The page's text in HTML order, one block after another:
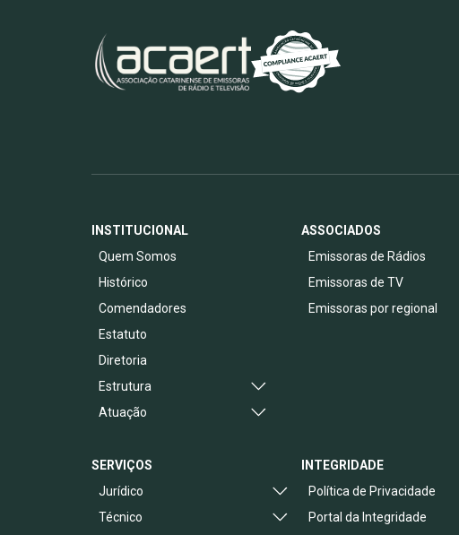
INSTITUCIONAL
Quem Somos
Histórico
Comendadores
Estatuto
Diretoria
Estrutura
Atuação
ASSOCIADOS
Emissoras de Rádios
Emissoras de TV
Emissoras por regional
SERVIÇOS
Jurídico
Técnico
INTEGRIDADE
Política de Privacidade
Portal da Integridade